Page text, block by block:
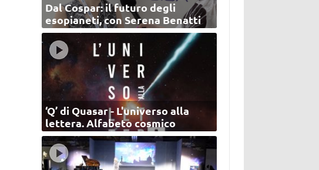
Dal Cospar: il futuro degli
esopianeti, con Serena Benatti
‘Q’ di Quasar - L'universo alla
lettera. Alfabeto cosmico